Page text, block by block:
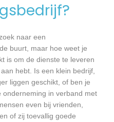
naar een
buurt, maar hoe weet je
is om de dienste te leveren
hebt. Is een klein bedrijf,
liggen geschikt, of ben je
in verband met
even bij vrienden,
of zij toevallig goede